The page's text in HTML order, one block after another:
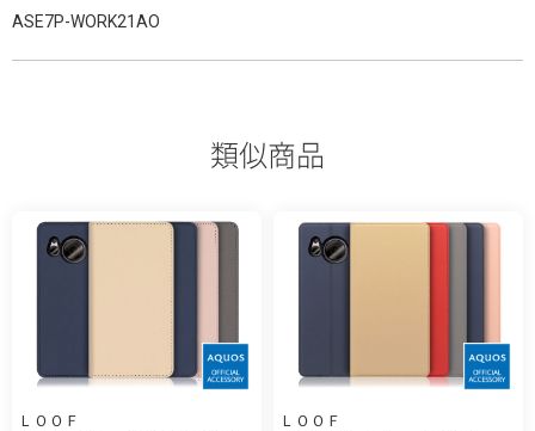
ASE7P-WORK21AO
類似商品
ＬＯＯＦ
ＬＯＯＦ